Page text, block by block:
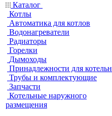
Каталог
Котлы
Автоматика для котлов
Водонагреватели
Радиаторы
Горелки
Дымоходы
Принадлежности для
Трубы и комплектующие
Запчасти
Котельные наружного
размещения